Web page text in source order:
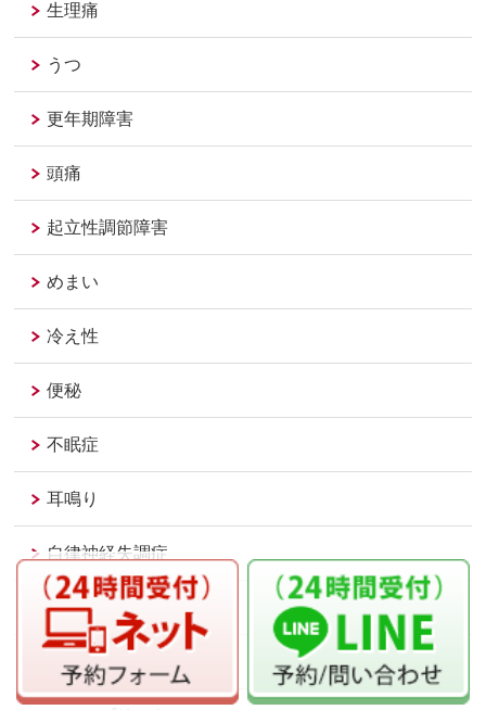
生理痛
うつ
更年期障害
頭痛
起立性調節障害
めまい
冷え性
便秘
不眠症
耳鳴り
自律神経失調症
足底筋膜炎
足関節捻挫